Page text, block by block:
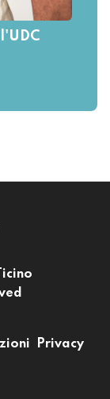
Privacy